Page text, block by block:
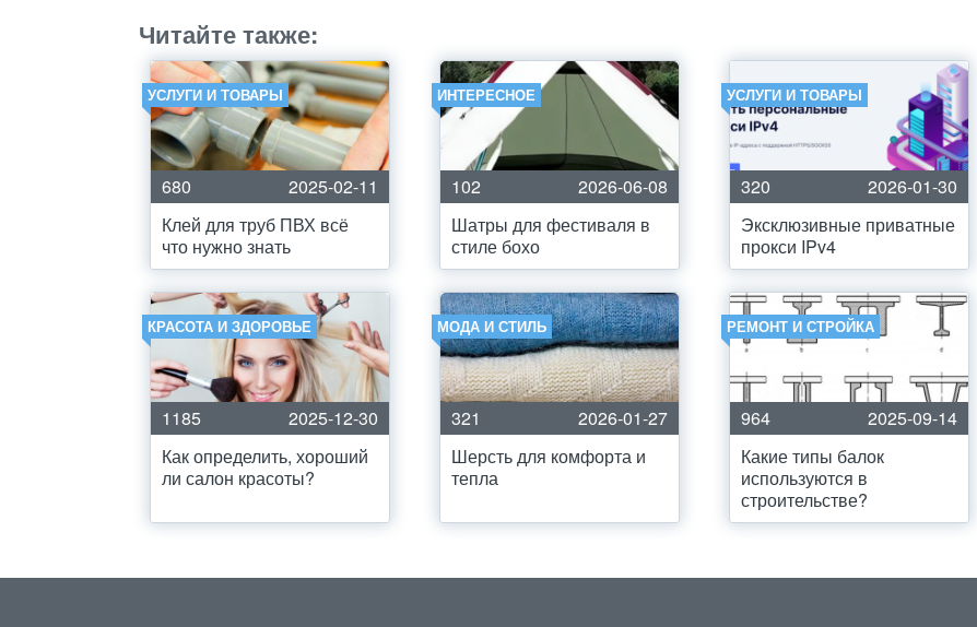
Читайте также:
УСЛУГИ И ТОВАРЫ
680
2025-02-11
Клей для труб ПВХ всё
что нужно знать
ИНТЕРЕСНОЕ
102
2026-06-08
Шатры для фестиваля в
стиле бохо
УСЛУГИ И ТОВАРЫ
320
2026-01-30
Эксклюзивные приватные
прокси IPv4
КРАСОТА И ЗДОРОВЬЕ
1185
2025-12-30
Как определить, хороший
ли салон красоты?
МОДА И СТИЛЬ
321
2026-01-27
Шерсть для комфорта и
тепла
РЕМОНТ И СТРОЙКА
964
2025-09-14
Какие типы балок
используются в
строительстве?